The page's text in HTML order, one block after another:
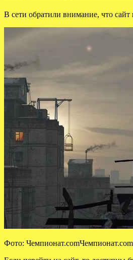
В сети обратили внимание, что
Фото: Чемпионат.comЧемпионат.com